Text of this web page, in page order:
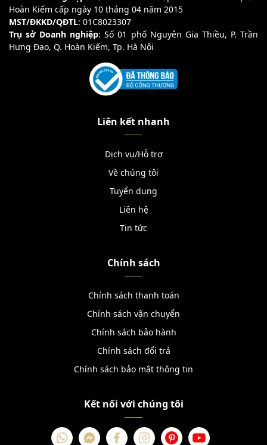
Hoàn Kiếm cấp ngày 10 tháng 04 năm 2015
MST/ĐKKD/QĐTL: 01C8023307
Trụ sở Doanh nghiệp: Số 01 phố Nguyễn Gia Thiều, P. Trần
Hưng Đạo, Q. Hoàn Kiếm, Tp. Hà Nội
Liên kết nhanh
Dịch vụ/Hỗ trợ
Về chúng tôi
Tuyển dụng
Liên hệ
Tin tức
Chính sách
Chính sách thanh toán
Chính sách vận chuyển
Chính sách bảo hành
Chính sách đổi trả
Chính sách bảo mật thông tin
Kết nối với chúng tôi